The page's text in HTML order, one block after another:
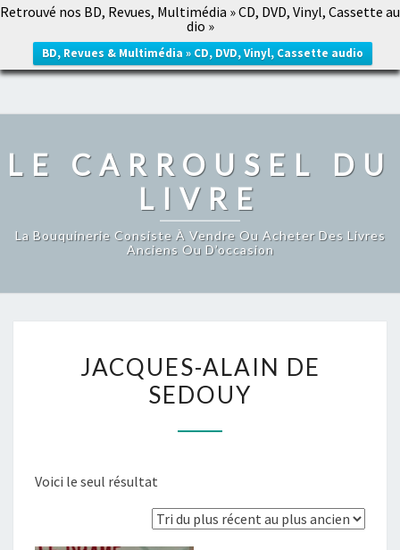
Retrouvé nos BD, Revues, Multimédia » CD, DVD, Vinyl, Cassette au
dio »
BD, Revues & Multimédia » CD, DVD, Vinyl, Cassette audio
LE CARROUSEL DU LIVRE
LE CARROUSEL DU
LIVRE
La Bouquinerie Consiste À Vendre Ou Acheter Des Livres
Anciens Ou D’occasion
ALAIN
DE
JACQUES-ALAIN DE
SEDOUY
Voici le seul résultat